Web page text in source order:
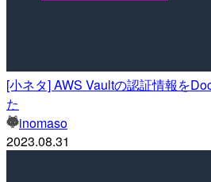
[小ネタ] AWS Vaultの認証情報を
た
inomaso
2023.08.31